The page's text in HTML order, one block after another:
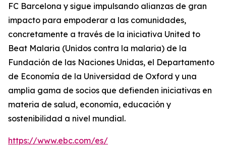
FC Barcelona y sigue impulsando alianzas de gran
impacto para empoderar a las comunidades,
concretamente a través de la iniciativa United to
Beat Malaria (Unidos contra la malaria) de la
Fundación de las Naciones Unidas, el Departamento
de Economía de la Universidad de Oxford y una
amplia gama de socios que defienden iniciativas en
materia de salud, economía, educación y
sostenibilidad a nivel mundial.
https://www.ebc.com/es/